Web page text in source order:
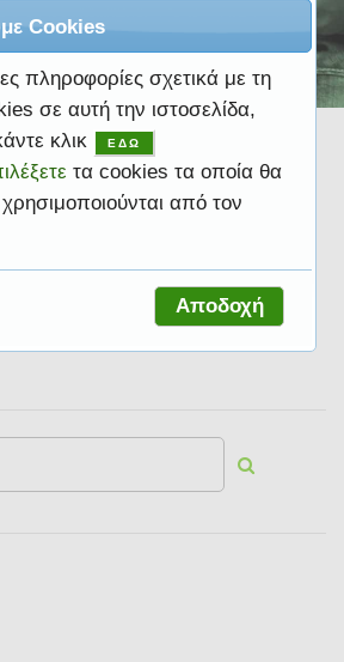
Cookies
πληροφορίες σχετικά με τη
σε αυτή την ιστοσελίδα,
κλικ
ΕΔΩ
τα cookies τα οποία θα
από τον
Αποδοχή